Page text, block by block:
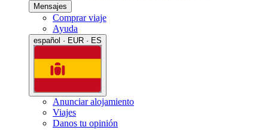
Mensajes
Comprar viaje
Ayuda
español · EUR · ES
Anunciar alojamiento
Viajes
Danos tu opinión